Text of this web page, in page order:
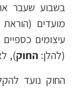
בשבוע שעבר
מועדים (הוראת
(להלן: החוק),
החוק נועד